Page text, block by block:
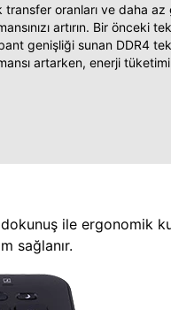
transfer oranları ve daha
artırın. Bir önceki
genişliği sunan DDR4
artarken, enerji tüketimi
ile ergonomik
sağlanır.